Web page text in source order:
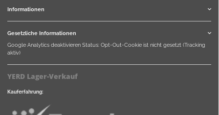
Informationen
Gesetzliche Informationen
Google Analytics deaktivieren Status: Opt-Out-Cookie ist nicht gesetzt (Tracking
aktiv)
YERD Lager-Verkauf
Kauferfahrung: